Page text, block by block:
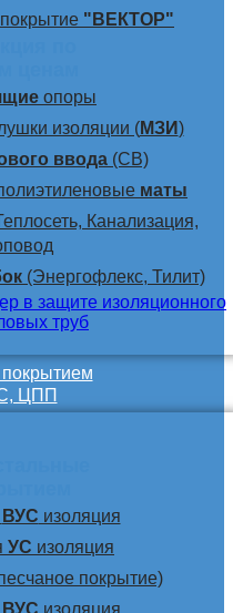
"ВЕКТОР"
опоры
изоляции (МЗИ)
ввода (СВ)
маты
Канализация,
(Энергофлекс, Тилит)
ЦПП
ВУС изоляция
УС изоляция
покрытие)